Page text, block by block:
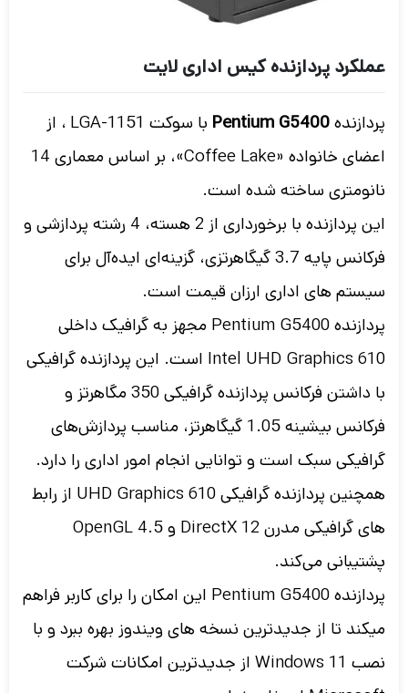
عملکرد پردازنده کیس اداری لایت
پردازندهPentium G5400 با سوکت LGA-1151
، از
اعضای خانواده «Coffee Lake»، بر اساس معماری 14
نانومتری ساخته شده است.
این پردازنده با برخورداری از 2 هسته، 4 رشته پردازشی و
فرکانس پایه 3.7 گیگاهرتزی، گزینه‌ای ایده‌آل برای
سیستم های اداری ارزان قیمت است.
پردازنده Pentium G5400 مجهز به گرافیک داخلی
Intel UHD Graphics 610 است. این پردازنده گرافیکی
با داشتن فرکانس پردازنده گرافیکی 350 مگاهرتز و
فرکانس بیشینه 1.05 گیگاهرتز، مناسب پردازش‌های
گرافیکی سبک است و توانایی انجام امور اداری را دارد.
همچنین پردازنده گرافیکی UHD Graphics 610 از رابط‌
های گرافیکی مدرن DirectX 12 و OpenGL 4.5
پشتیبانی می‌کند.
پردازنده Pentium G5400 این امکان را برای کاربر فراهم
میکند تا از جدیدترین نسخه های ویندوز بهره ببرد و با
نصب Windows 11 از جدیدترین امکانات شرکت